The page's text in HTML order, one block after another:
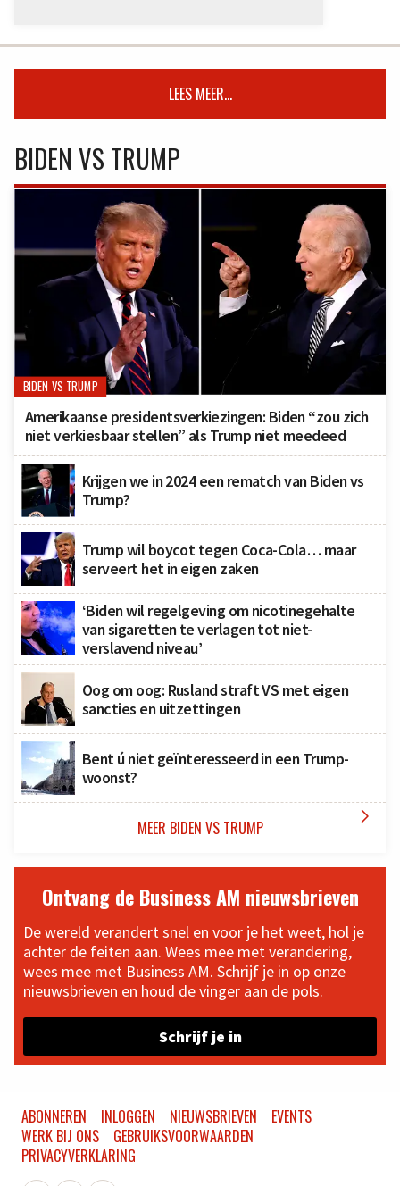
LEES MEER...
BIDEN VS TRUMP
BIDEN VS TRUMP
Amerikaanse presidentsverkiezingen: Biden “zou zich
niet verkiesbaar stellen” als Trump niet meedeed
Krijgen we in 2024 een rematch van Biden vs
Trump?
Trump wil boycot tegen Coca-Cola… maar
serveert het in eigen zaken
‘Biden wil regelgeving om nicotinegehalte
van sigaretten te verlagen tot niet-
verslavend niveau’
Oog om oog: Rusland straft VS met eigen
sancties en uitzettingen
Bent ú niet geïnteresseerd in een Trump-
woonst?
MEER BIDEN VS TRUMP 
Ontvang de Business AM nieuwsbrieven
De wereld verandert snel en voor je het weet, hol je
achter de feiten aan. Wees mee met verandering,
wees mee met Business AM. Schrijf je in op onze
nieuwsbrieven en houd de vinger aan de pols.
Schrijf je in
ABONNEREN INLOGGEN NIEUWSBRIEVEN
EVENTS
WERK BIJ ONS
GEBRUIKSVOORWAARDEN
PRIVACYVERKLARING